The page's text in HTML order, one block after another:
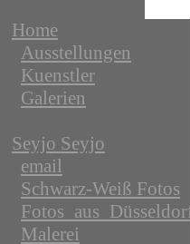
Home
Ausstellungen
Kuenstler
Galerien
Seyjo Seyjo
email
Schwarz-Weiß Fotos
Malerei